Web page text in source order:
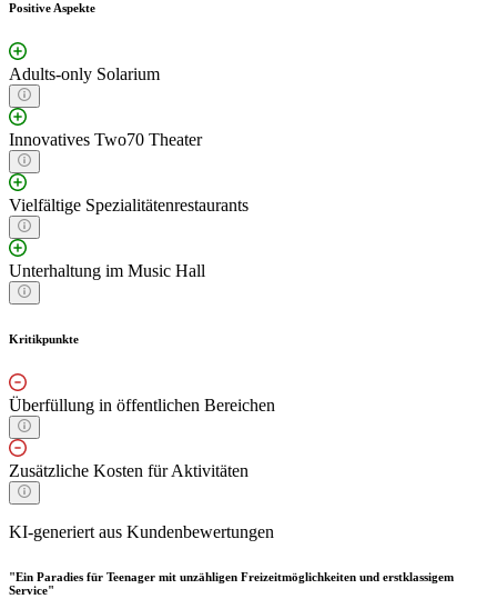
Positive Aspekte
Adults-only Solarium
Innovatives Two70 Theater
Vielfältige Spezialitätenrestaurants
Unterhaltung im Music Hall
Kritikpunkte
Überfüllung in öffentlichen Bereichen
Zusätzliche Kosten für Aktivitäten
KI-generiert aus Kundenbewertungen
"Ein Paradies für Teenager mit unzähligen Freizeitmöglichkeiten und erstklassigem
Service"